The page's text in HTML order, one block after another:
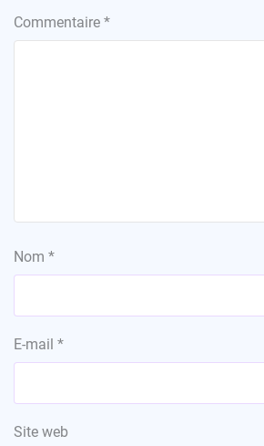
Commentaire *
Nom *
E-mail *
Site web